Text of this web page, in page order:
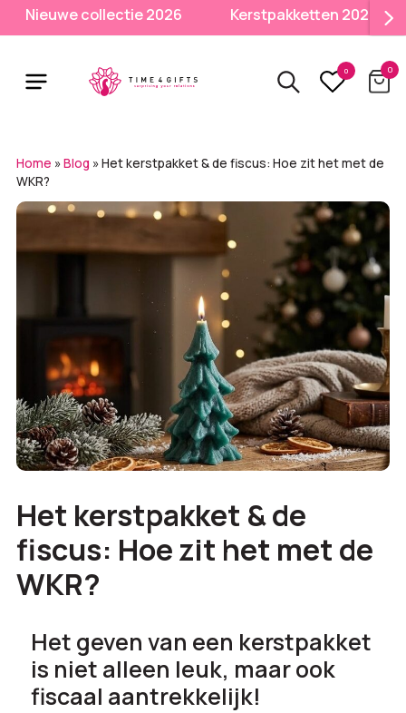
Skip
to
content
Nieuwe collectie 2026 Kerstpakketten 2026
0 0
Home »Blog »Het kerstpakket & de fiscus: Hoe zit het met de
WKR?
Het kerstpakket & de
fiscus: Hoe zit het met de
WKR?
Het geven van een kerstpakket
is niet alleen leuk, maar ook
fiscaal aantrekkelijk!